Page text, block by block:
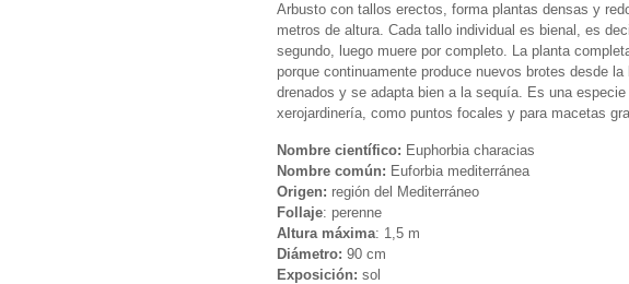
Arbusto con tallos erectos, forma plantas densas y
metros de altura. Cada tallo individual es bienal, es
segundo, luego muere por completo. La planta
porque continuamente produce nuevos brotes desde
drenados y se adapta bien a la sequía. Es una
xerojardinería, como puntos focales y para macetas
Nombre científico: Euphorbia characias
Nombre común: Euforbia mediterránea
Origen: región del Mediterráneo
Follaje: perenne
Altura máxima: 1,5 m
Diámetro: 90 cm
Exposición: sol